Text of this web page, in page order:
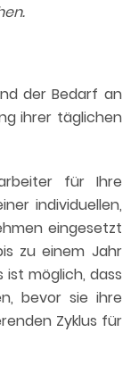
der Bedarf an
ihrer täglichen
für Ihre
individuellen,
eingesetzt
zu einem Jahr
möglich, dass
bevor sie ihre
Zyklus für